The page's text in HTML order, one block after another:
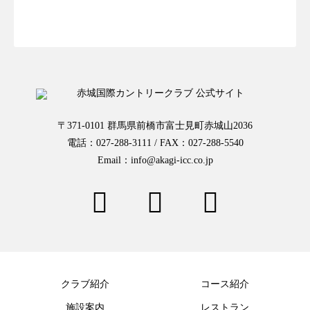
〒371-0101 群馬県前橋市富士見町赤城山2036
電話：027-288-3111 / FAX：027-288-5540
Email：info@akagi-icc.co.jp
クラブ紹介 コース紹介
施設案内 レストラン